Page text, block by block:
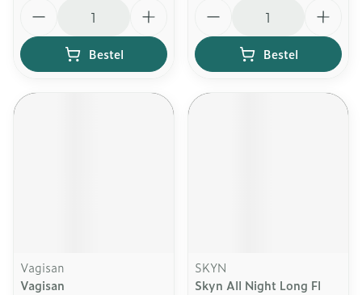
Bestel Bestel
Vagisan
Vagisan
SKYN
Skyn All Night Long Fl